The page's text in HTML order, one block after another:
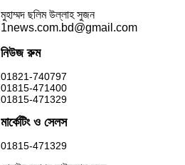
মুহাম্মদ ছলিম উল্লাহ সুজন
1news.com.bd@gmail.com
নিউজ রুম
01821-740797
01815-471400
01815-471329
মার্কেটিং ও সেলস
01815-471329